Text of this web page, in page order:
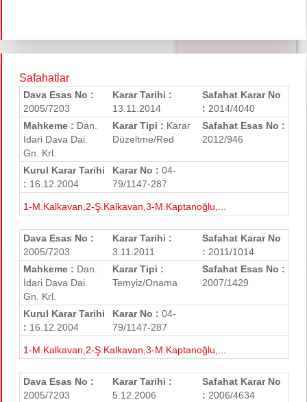
Safahatlar
Dava Esas No :
2005/7203
Karar Tarihi :
13.11.2014
Safahat Karar No
: 2014/4040
Mahkeme : Dan.
İdari Dava Dai.
Gn. Krl.
Karar Tipi : Karar
Düzeltme/Red
Safahat Esas No :
2012/946
Kurul Karar Tarihi
: 16.12.2004
Karar No : 04-
79/1147-287
1-M.Kalkavan,2-Ş.Kalkavan,3-M.Kaptanoğlu,...
Dava Esas No :
2005/7203
Karar Tarihi :
3.11.2011
Safahat Karar No
: 2011/1014
Mahkeme : Dan.
İdari Dava Dai.
Gn. Krl.
Karar Tipi :
Temyiz/Onama
Safahat Esas No :
2007/1429
Kurul Karar Tarihi
: 16.12.2004
Karar No : 04-
79/1147-287
1-M.Kalkavan,2-Ş.Kalkavan,3-M.Kaptanoğlu,...
Dava Esas No :
2005/7203
Karar Tarihi :
5.12.2006
Safahat Karar No
: 2006/4634